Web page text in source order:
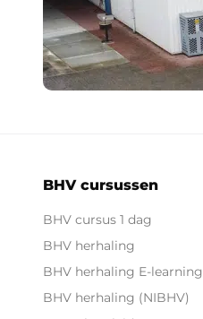
BHV cursussen
BHV cursus 1 dag
BHV herhaling
BHV herhaling E-learning
BHV herhaling (NIBHV)